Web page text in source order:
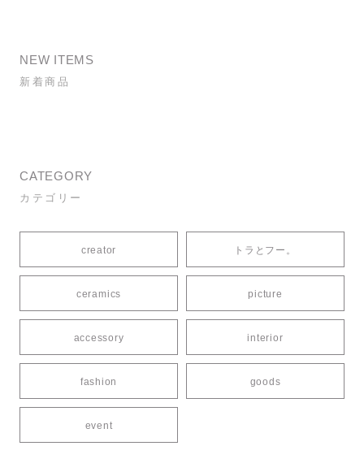
NEW ITEMS
新着商品
CATEGORY
カテゴリー
creator トラとフー。
ceramics picture
accessory interior
fashion goods
event